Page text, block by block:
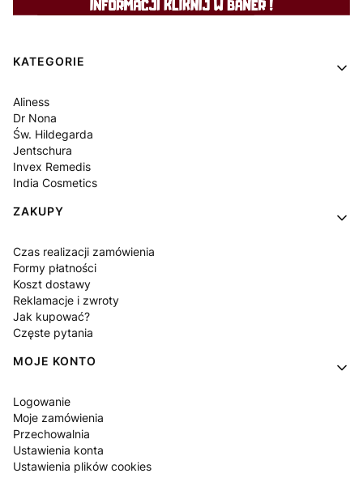
Linki w stopce
KATEGORIE
Aliness
Dr Nona
Św. Hildegarda
Jentschura
Invex Remedis
India Cosmetics
ZAKUPY
Czas realizacji zamówienia
Formy płatności
Koszt dostawy
Reklamacje i zwroty
Jak kupować?
Częste pytania
MOJE KONTO
Logowanie
Moje zamówienia
Przechowalnia
Ustawienia konta
Ustawienia plików cookies